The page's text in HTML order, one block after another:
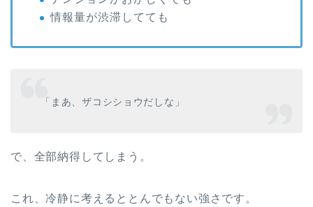
情報量が渋滞してても
「まあ、ザコシショウだしな」
で、全部納得してしまう。
これ、冷静に考えるととんでもない強さです。